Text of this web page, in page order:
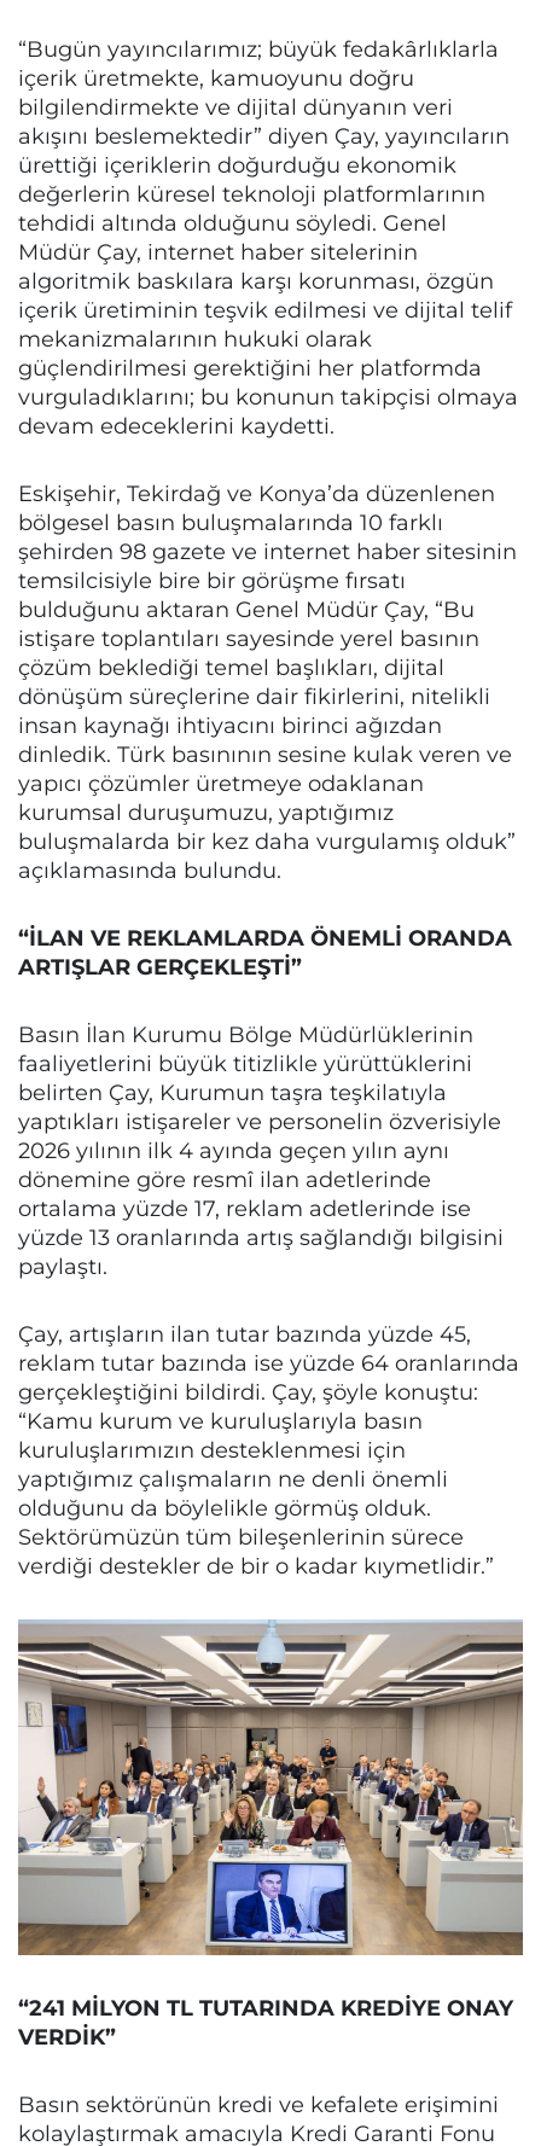
“Bugün yayıncılarımız; büyük fedakârlıklarla
içerik üretmekte, kamuoyunu doğru
bilgilendirmekte ve dijital dünyanın veri
akışını beslemektedir” diyen Çay, yayıncıların
ürettiği içeriklerin doğurduğu ekonomik
değerlerin küresel teknoloji platformlarının
tehdidi altında olduğunu söyledi. Genel
Müdür Çay, internet haber sitelerinin
algoritmik baskılara karşı korunması, özgün
içerik üretiminin teşvik edilmesi ve dijital telif
mekanizmalarının hukuki olarak
güçlendirilmesi gerektiğini her platformda
vurguladıklarını; bu konunun takipçisi olmaya
devam edeceklerini kaydetti.
Eskişehir, Tekirdağ ve Konya’da düzenlenen
bölgesel basın buluşmalarında 10 farklı
şehirden 98 gazete ve internet haber sitesinin
temsilcisiyle bire bir görüşme fırsatı
bulduğunu aktaran Genel Müdür Çay, “Bu
istişare toplantıları sayesinde yerel basının
çözüm beklediği temel başlıkları, dijital
dönüşüm süreçlerine dair fikirlerini, nitelikli
insan kaynağı ihtiyacını birinci ağızdan
dinledik. Türk basınının sesine kulak veren ve
yapıcı çözümler üretmeye odaklanan
kurumsal duruşumuzu, yaptığımız
buluşmalarda bir kez daha vurgulamış olduk”
açıklamasında bulundu.
“İLAN VE REKLAMLARDA ÖNEMLİ ORANDA
ARTIŞLAR GERÇEKLEŞTİ”
Basın İlan Kurumu Bölge Müdürlüklerinin
faaliyetlerini büyük titizlikle yürüttüklerini
belirten Çay, Kurumun taşra teşkilatıyla
yaptıkları istişareler ve personelin özverisiyle
2026 yılının ilk 4 ayında geçen yılın aynı
dönemine göre resmî ilan adetlerinde
ortalama yüzde 17, reklam adetlerinde ise
yüzde 13 oranlarında artış sağlandığı bilgisini
paylaştı.
Çay, artışların ilan tutar bazında yüzde 45,
reklam tutar bazında ise yüzde 64 oranlarında
gerçekleştiğini bildirdi. Çay, şöyle konuştu:
“Kamu kurum ve kuruluşlarıyla basın
kuruluşlarımızın desteklenmesi için
yaptığımız çalışmaların ne denli önemli
olduğunu da böylelikle görmüş olduk.
Sektörümüzün tüm bileşenlerinin sürece
verdiği destekler de bir o kadar kıymetlidir.”
“241 MİLYON TL TUTARINDA KREDİYE ONAY
VERDİK”
Basın sektörünün kredi ve kefalete erişimini
kolaylaştırmak amacıyla Kredi Garanti Fonu